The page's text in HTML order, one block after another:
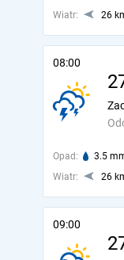
Wiatr: 26
08:00
Opad: 3.5
Wiatr:
26
09:00